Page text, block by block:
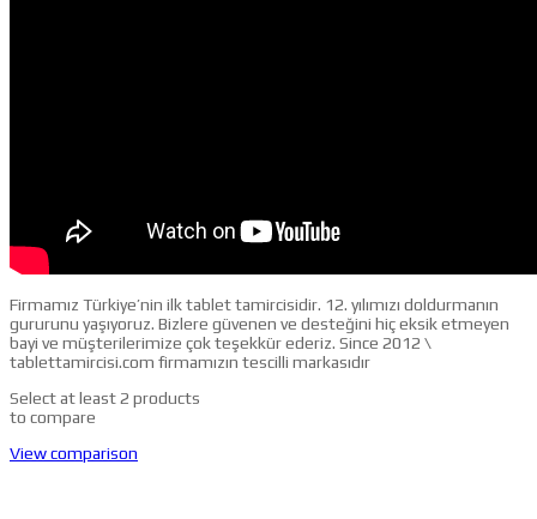
Firmamız Türkiye’nin ilk tablet tamircisidir. 12. yılımızı doldurmanın
gururunu yaşıyoruz. Bizlere güvenen ve desteğini hiç eksik etmeyen
bayi ve müşterilerimize çok teşekkür ederiz. Since 2012 \
tablettamircisi.com firmamızın tescilli markasıdır
Select at least 2 products
to compare
View comparison